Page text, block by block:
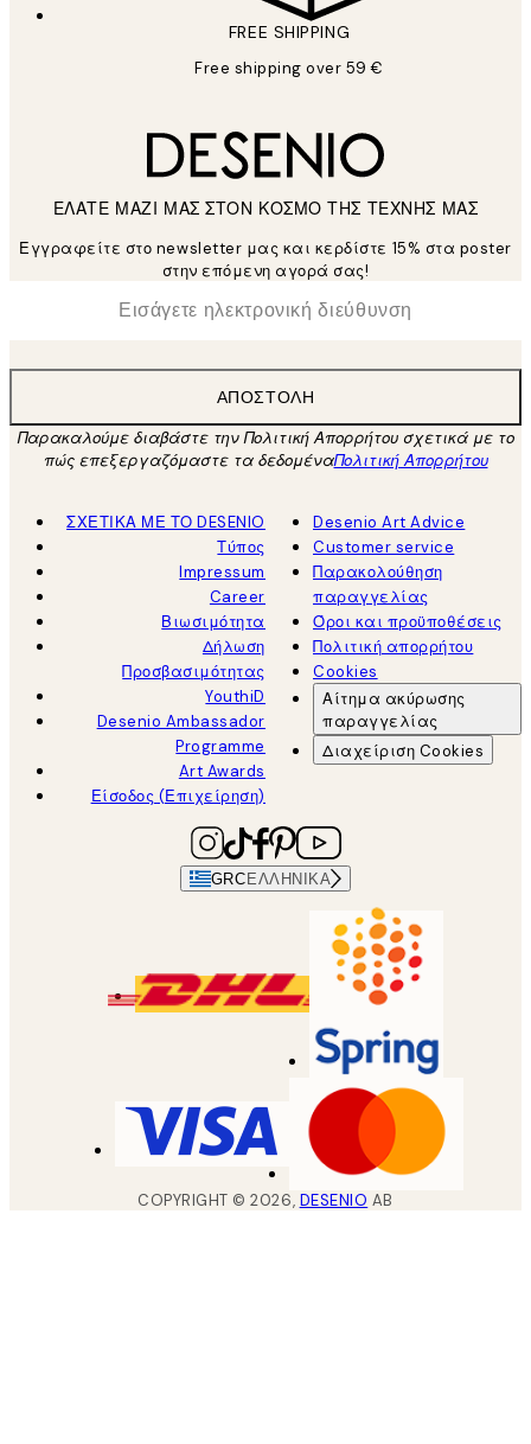
FREE SHIPPING
Free shipping over 59 €
ΕΛΑΤΕ ΜΑΖΙ ΜΑΣ ΣΤΟΝ ΚΟΣΜΟ ΤΗΣ ΤΕΧΝΗΣ ΜΑΣ
Εγγραφείτε στο newsletter μας και κερδίστε 15% στα poster
στην επόμενη αγορά σας!
Ηλεκτρονική Διεύθυνση
ΑΠΟΣΤΟΛΉ
Παρακαλούμε διαβάστε την Πολιτική Απορρήτου σχετικά με το
πώς επεξεργαζόμαστε τα δεδομέναΠολιτική Απορρήτου
ΣΧΕΤΙΚΑ ΜΕ ΤΟ DESENIO
Τύπος
Impressum
Career
Βιωσιμότητα
Δήλωση
Προσβασιμότητας
YouthiD
Desenio Ambassador
Programme
Art Awards
Είσοδος (Επιχείρηση)
Desenio Art Advice
Customer service
Παρακολούθηση
παραγγελίας
Όροι και προϋποθέσεις
Πολιτική απορρήτου
Cookies
Αίτημα ακύρωσης
παραγγελίας
Διαχείριση Cookies
GRC ΕΛΛΗΝΙΚΆ
COPYRIGHT ©2026, DESENIO AB